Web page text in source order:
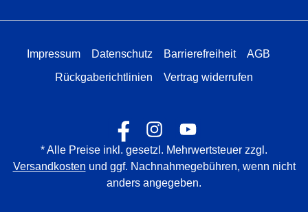
Impressum Datenschutz Barrierefreiheit
AGB
Rückgaberichtlinien
Vertrag widerrufen
* Alle Preise inkl. gesetzl. Mehrwertsteuer zzgl.
Versandkosten und ggf. Nachnahmegebühren, wenn nicht
anders angegeben.